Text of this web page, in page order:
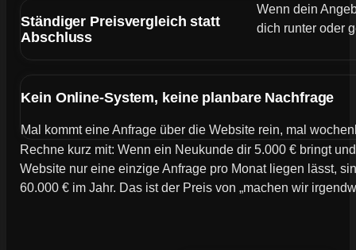
Ständiger Preisvergleich statt
Abschluss
Wenn dein
dich runter oder
Kein Online-System, keine planbare Nachfrage
Mal kommt eine Anfrage über die Website rein, mal
Rechne kurz mit: Wenn ein Neukunde dir 5.000 € bringt
Website nur eine einzige Anfrage pro Monat liegen lässt,
60.000 € im Jahr. Das ist der Preis von „machen wir